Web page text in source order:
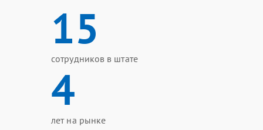
15
сотрудников в штате
4
лет на рынке